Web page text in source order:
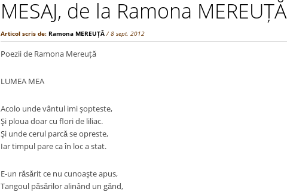
MESAJ, de la Ramona MEREUȚĂ
Articol scris de: Ramona MEREUȚĂ / 8 sept. 2012
Poezii de Ramona Mereuță
LUMEA MEA
Acolo unde vântul imi şopteste,
Şi ploua doar cu flori de liliac.
Şi unde cerul parcǎ se opreste,
Iar timpul pare ca în loc a stat.
E-un rǎsǎrit ce nu cunoaşte apus,
Tangoul pǎsǎrilor alinând un gǎnd,